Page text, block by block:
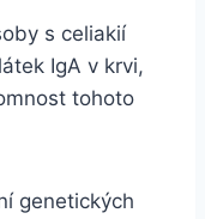
s celiakií
IgA v krvi,
tohoto
genetických